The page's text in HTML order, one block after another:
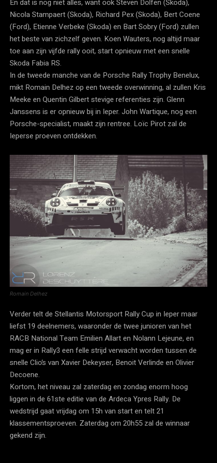
En dat is nog niet alles, want ook Steven Dolfen (Skoda),
Nicola Stampaert (Skoda), Richard Pex (Skoda), Bert Coene
(Ford), Etienne Verbeke (Skoda) en Bart Sobry (Ford) zullen
het beste van zichzelf geven. Koen Wauters, nog altijd maar
toe aan zijn vijfde rally ooit, start opnieuw met een snelle
Skoda Fabia RS.
In de tweede manche van de Porsche Rally Trophy Benelux,
mikt Romain Delhez op een tweede overwinning, al zullen Kris
Meeke en Quentin Gilbert stevige referenties zijn. Glenn
Janssens is er opnieuw bij in Ieper. John Wartique, nog een
Porsche-specialist, maakt zijn rentree. Loïc Pirot zal de
Ieperse proeven ontdekken.
Romain Delhez
Verder telt de Stellantis Motorsport Rally Cup in Ieper maar
liefst 19 deelnemers, waaronder de twee junioren van het
RACB National Team Emilien Allart en Nolann Lejeune, en
mag er in Rally3 een felle strijd verwacht worden tussen de
snelle Clio’s van Xavier Dekeyser, Benoit Verlinde en Olivier
Decoene.
Kortom, het niveau zal zaterdag en zondag enorm hoog
liggen in de 61ste editie van de Ardeca Ypres Rally. De
wedstrijd gaat vrijdag om 15h van start en telt 21
klassementsproeven. Zaterdag om 20h55 zal de winnaar
gekend zijn.